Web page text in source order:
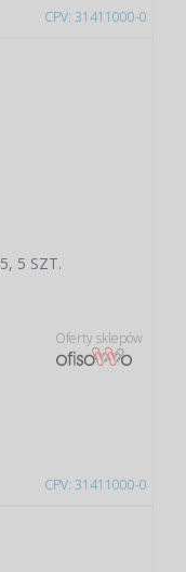
CPV: 31411000-0
CPV: 31411000-0
5 SZT.
Oferty sklepów